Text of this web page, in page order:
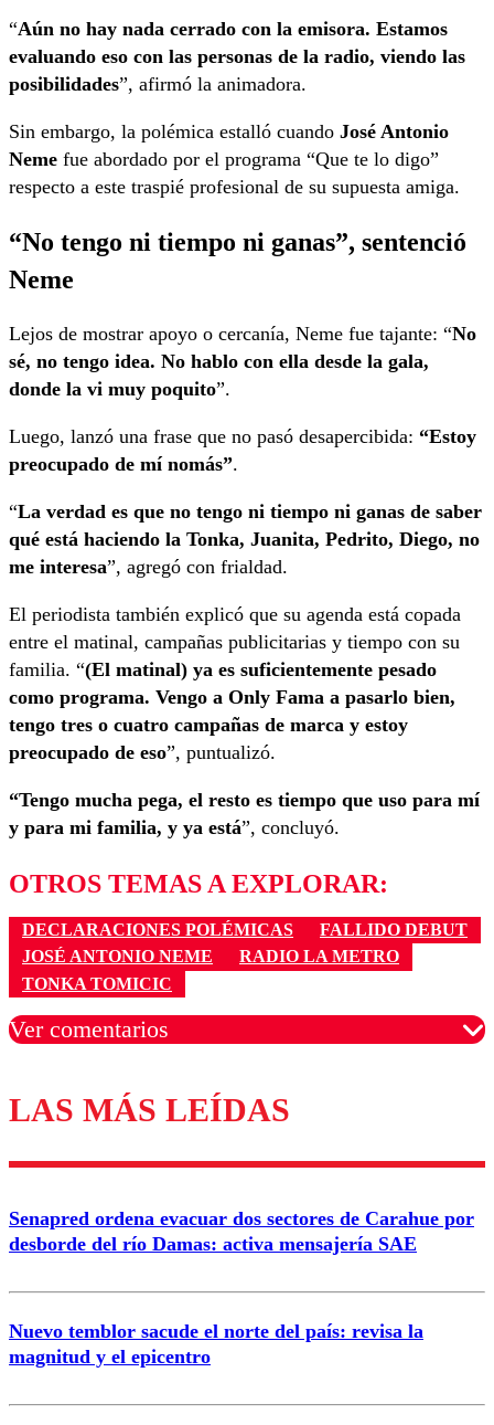
“Aún no hay nada cerrado con la emisora. Estamos
evaluando eso con las personas de la radio, viendo las
posibilidades”, afirmó la animadora.
Sin embargo, la polémica estalló cuando José Antonio
Neme fue abordado por el programa “Que te lo digo”
respecto a este traspié profesional de su supuesta amiga.
“No tengo ni tiempo ni ganas”, sentenció
Neme
Lejos de mostrar apoyo o cercanía, Neme fue tajante: “No
sé, no tengo idea. No hablo con ella desde la gala,
donde la vi muy poquito”.
Luego, lanzó una frase que no pasó desapercibida: “Estoy
preocupado de mí nomás”.
“La verdad es que no tengo ni tiempo ni ganas de saber
qué está haciendo la Tonka, Juanita, Pedrito, Diego, no
me interesa”, agregó con frialdad.
El periodista también explicó que su agenda está copada
entre el matinal, campañas publicitarias y tiempo con su
familia. “(El matinal) ya es suficientemente pesado
como programa. Vengo a Only Fama a pasarlo bien,
tengo tres o cuatro campañas de marca y estoy
preocupado de eso”, puntualizó.
“Tengo mucha pega, el resto es tiempo que uso para mí
y para mi familia, y ya está”, concluyó.
OTROS TEMAS A EXPLORAR:
DECLARACIONES POLÉMICAS
FALLIDO DEBUT
JOSÉ ANTONIO NEME
RADIO LA METRO
TONKA TOMICIC
Ver comentarios
Los comentarios son moderados para garantizar un
diálogo respetuoso.
Correo
LAS MÁS LEÍDAS
Senapred ordena evacuar dos sectores de Carahue por
desborde del río Damas: activa mensajería SAE
Nuevo temblor sacude el norte del país: revisa la
magnitud y el epicentro